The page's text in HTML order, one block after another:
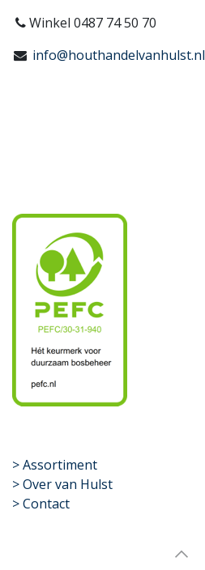
Winkel 0487 74 50 70
info@houthandelvanhulst.nl
​>Assortiment
> Over van Hulst
> Contact